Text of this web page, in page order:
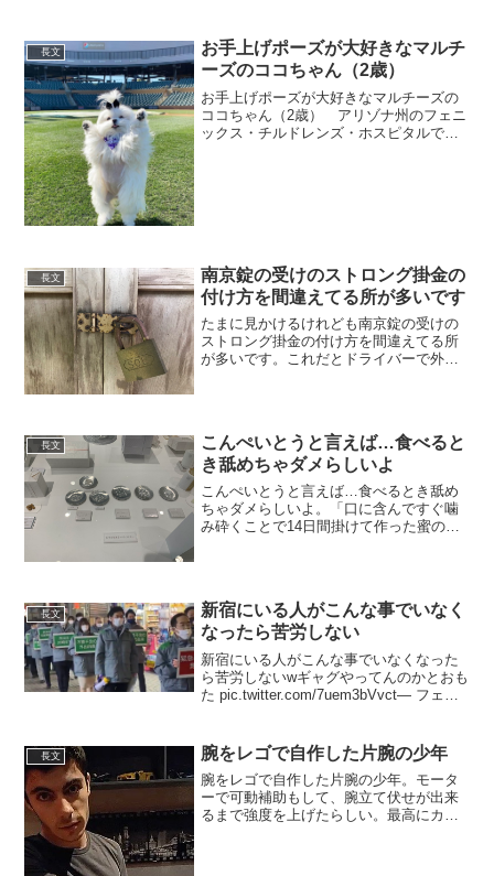
てもらってます。来店された方は無料お
試しオッケーです！ pi...
長文
お手上げポーズが大好きなマルチ
ーズのココちゃん（2歳）
お手上げポーズが大好きなマルチーズの
ココちゃん（2歳） アリゾナ州のフェニ
ックス・チルドレンズ・ホスピタルで働
長文
南京錠の受けのストロング掛金の
付け方を間違えてる所が多いです
たまに見かけるけれども南京錠の受けの
ストロング掛金の付け方を間違えてる所
が多いです。これだとドライバーで外さ
長文
こんぺいとうと言えば…食べると
き舐めちゃダメらしいよ
こんぺいとうと言えば…食べるとき舐め
ちゃダメらしいよ。「口に含んですぐ噛
み砕くことで14日間掛けて作った蜜の層
お店あるんだけど、めっ...
長文
新宿にいる人がこんな事でいなく
なったら苦労しない
新宿にいる人がこんな事でいなくなった
ら苦労しないwギャグやってんのかとおも
た pic.twitter.com/7uem3bVvct— フェン
長文 腕をレゴで自作した片腕の少年
腕をレゴで自作した片腕の少年。モータ
ーで可動補助もして、腕立て伏せが出来
るまで強度を上げたらしい。最高にカッ